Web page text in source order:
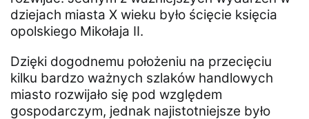
dziejach miasta X wieku było ścięcie księcia
opolskiego Mikołaja II.
Dzięki dogodnemu położeniu na przecięciu
kilku bardzo ważnych szlaków handlowych
miasto rozwijało się pod względem
gospodarczym, jednak najistotniejsze było